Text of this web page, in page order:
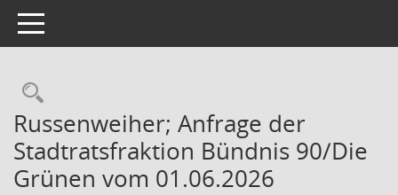
Toggle navigation
Rechercheauswahl
Russenweiher; Anfrage der
Stadtratsfraktion Bündnis 90/Die
Grünen vom 01.06.2026